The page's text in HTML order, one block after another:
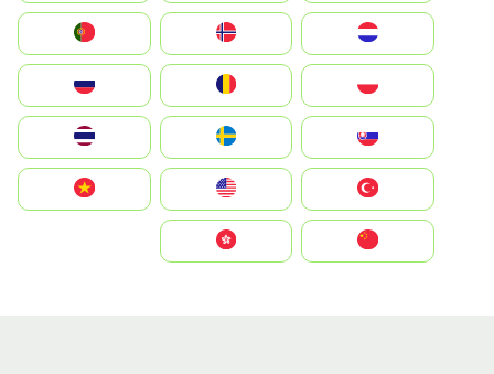
Nederland
Slovensko
United States